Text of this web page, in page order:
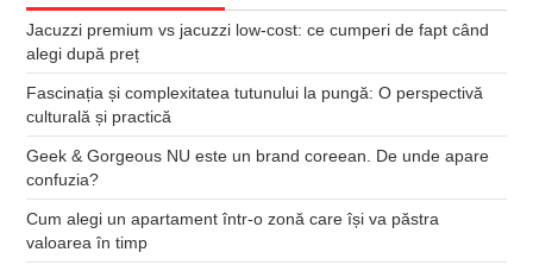
Jacuzzi premium vs jacuzzi low-cost: ce cumperi de fapt când
alegi după preț
Fascinația și complexitatea tutunului la pungă: O perspectivă
culturală și practică
Geek & Gorgeous NU este un brand coreean. De unde apare
confuzia?
Cum alegi un apartament într-o zonă care își va păstra
valoarea în timp